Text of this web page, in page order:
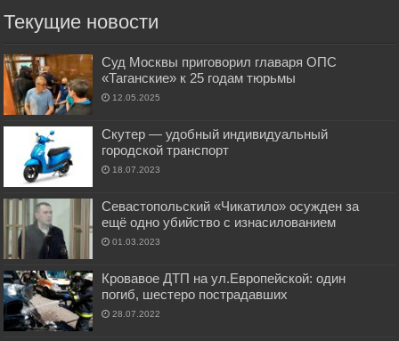
Текущие новости
Суд Москвы приговорил главаря ОПС
«Таганские» к 25 годам тюрьмы
12.05.2025
Скутер — удобный индивидуальный
городской транспорт
18.07.2023
Севастопольский «Чикатило» осужден за
ещё одно убийство с изнасилованием
01.03.2023
Кровавое ДТП на ул.Европейской: один
погиб, шестеро пострадавших
28.07.2022